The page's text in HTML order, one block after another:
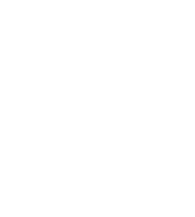
и PS.